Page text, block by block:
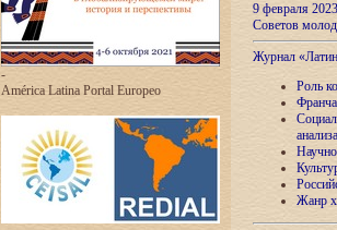
-
América Latina Portal Europeo
9 февраля
Советов
Журнал
Роль
анализа
Жанр